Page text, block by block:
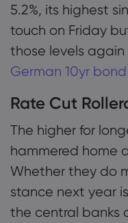
5.2%, its highest
touch on Friday
those levels
German 10yr bond
Rate Cut
The higher for
hammered home
Whether they do
stance next year
the central banks